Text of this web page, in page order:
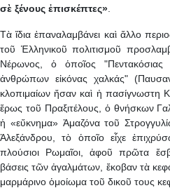
σὲ ξένους ἐπισκέπτες»
Τὰ ἴδια ἐπαναλαμβάνει καὶ ἄλλο
τοῦ Ἑλληνικοῦ πολιτισμοῦ
Νέρωνος, ὁ ὁποῖος "Πεντακόσιας
ἀνθρώπων εἰκόνας χαλκάς"
κλοπιμαίων ἤσαν καὶ ἡ
ἔρως τοῦ Πραξιτέλους, ὁ θνήσκων
ἡ «εὔκνημα» Ἀμαζόνα τοῦ
Ἀλεξάνδρου, τὸ ὁποῖο εἶχε
πλούσιοι Ρωμαῖοι, ἀφοῦ πρῶτα
βάσεις τῶν ἀγαλμάτων, ἔκοβαν τὰ
μαρμάρινο ὁμοίωμα τοῦ δικοῦ τους